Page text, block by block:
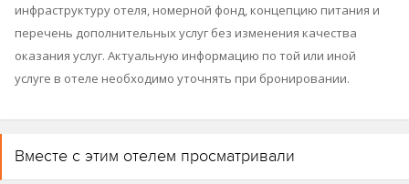
инфраструктуру отеля, номерной фонд, концепцию питания и
перечень дополнительных услуг без изменения качества
оказания услуг. Актуальную информацию по той или иной
услуге в отеле необходимо уточнять при бронировании.
Вместе с этим отелем просматривали